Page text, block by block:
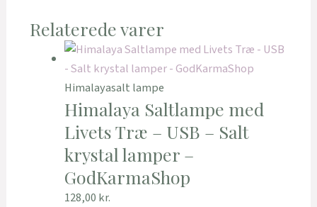
Relaterede varer
Himalayasalt lampe
Himalaya Saltlampe med
Livets Træ – USB – Salt
krystal lamper –
GodKarmaShop
128,00 kr.